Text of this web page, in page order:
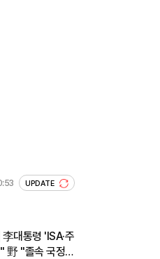
UPDATE
대통령 'ISA·주
野 "졸속 국정"